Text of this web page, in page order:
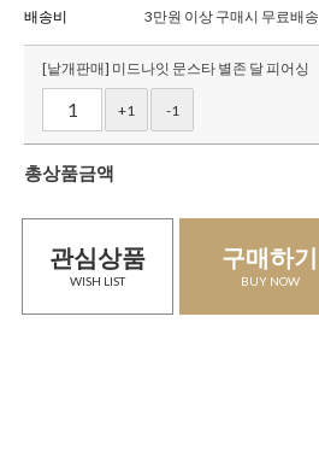
배송비 3만원 이상 구매시 무료배송
[낱개판매] 미드나잇 문스타 별존 달 피어싱
+1 -1
총상품금액
관심상품
WISH LIST
구매하기
BUY NOW